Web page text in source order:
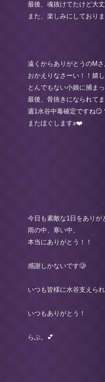
最後、魂抜けてたけど大
また、楽しみにしており
遠くからありがとうのM
おかえりなさーい！！嬉
とんでもない小娘に捕ま
最後、骨抜きになられて
週1水谷中毒確定ですね😏
またほぐします✊❤️
今日も素敵な1日をありが
雨の中、寒い中、
本当にありがとう！！
感謝しかないです🥲
いつも皆様に水谷支えら
いつもありがとう！
らぶ。💕